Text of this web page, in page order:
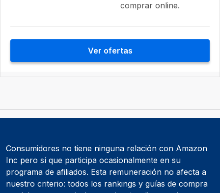
comprar online.
Ver ofertas
Consumidores no tiene ninguna relación con Amazon
Inc pero sí que participa ocasionalmente en su
programa de afiliados. Esta remuneración no afecta a
nuestro criterio: todos los rankings y guías de compra